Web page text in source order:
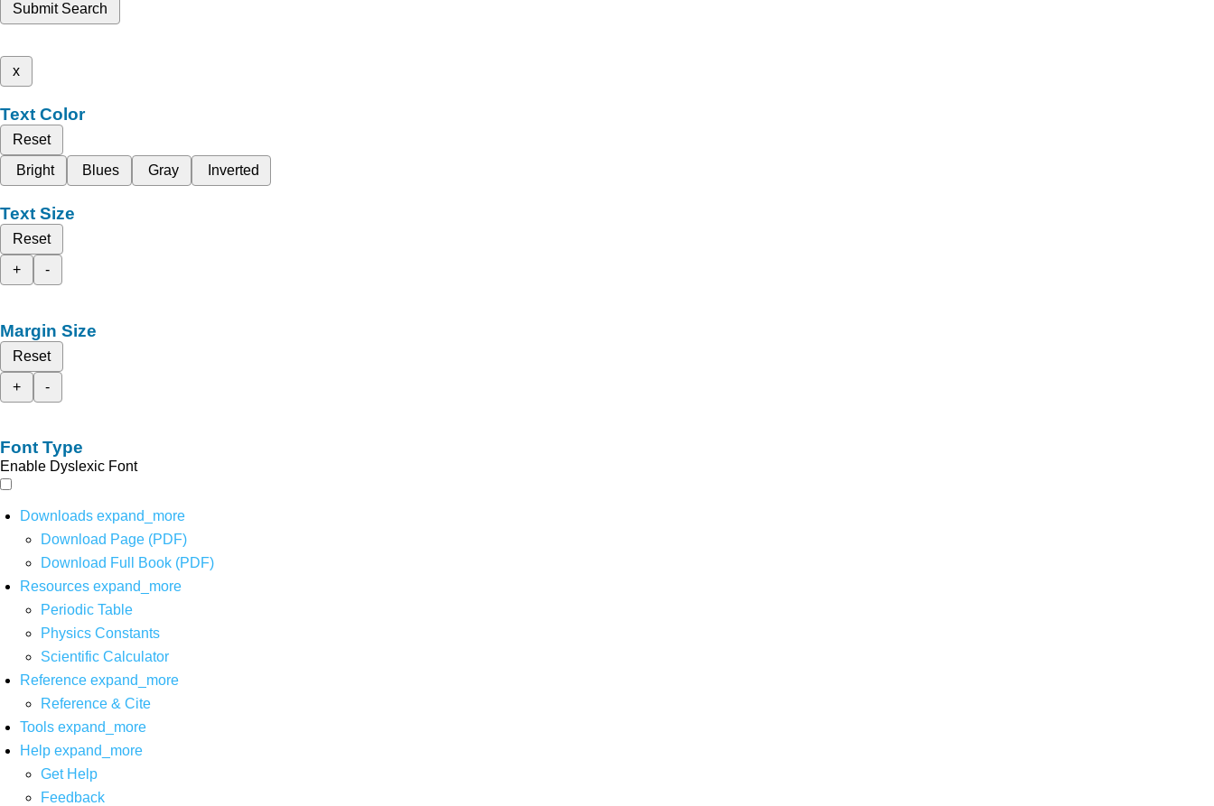
Submit Search
x
Text Color
Reset
Bright
Blues Gray Inverted
Text Size
Reset
+
-
Margin Size
Reset
+
-
Font Type
Enable Dyslexic Font
Downloads expand_more
Download Page (PDF)
Download Full Book (PDF)
Resources expand_more
Periodic Table
Physics Constants
Scientific Calculator
Reference expand_more
Reference & Cite
Tools expand_more
Help expand_more
Get Help
Feedback